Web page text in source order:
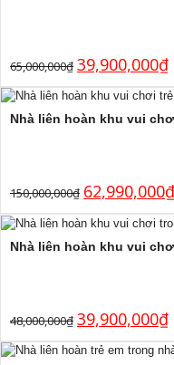
65,000,000₫ 39,900,000₫
Nhà liên hoàn khu vui
150,000,000₫ 62,990,000₫
Nhà liên hoàn khu vui
48,000,000₫ 39,900,000₫